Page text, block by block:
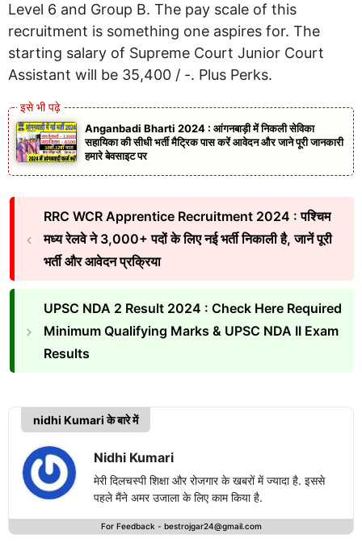
Level 6 and Group B. The pay scale of this
recruitment is something one aspires for. The
starting salary of Supreme Court Junior Court
Assistant will be 35,400 / -. Plus Perks.
Anganbadi Bharti 2024 : आंगनबाड़ी में निकली सेविका
सहायिका की सीधी भर्ती मैट्रिक पास करें आवेदन और जाने पूरी जानकारी
हमारे बेवसाइट पर
RRC WCR Apprentice Recruitment 2024 : पश्चिम
मध्य रेलवे ने 3,000+ पदों के लिए नई भर्ती निकाली है, जानें पूरी
भर्ती और आवेदन प्रक्रिया
UPSC NDA 2 Result 2024 : Check Here Required
Minimum Qualifying Marks & UPSC NDA II Exam
Results
nidhi Kumari के बारे में
Nidhi Kumari
मेरी दिलचस्पी शिक्षा और रोजगार के खबरों में ज्यादा है. इससे
पहले मैंने अमर उजाला के लिए काम किया है.
For Feedback - bestrojgar24@gmail.com